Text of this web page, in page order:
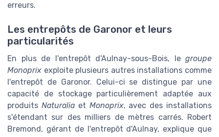
erreurs.
Les entrepôts de Garonor et leurs
particularités
En plus de l'entrepôt d'Aulnay-sous-Bois, le groupe
Monoprix exploite plusieurs autres installations comme
l'entrepôt de Garonor. Celui-ci se distingue par une
capacité de stockage particulièrement adaptée aux
produits Naturaliaet Monoprix, avec des installations
s'étendant sur des milliers de mètres carrés. Robert
Bremond, gérant de l'entrepôt d'Aulnay, explique que